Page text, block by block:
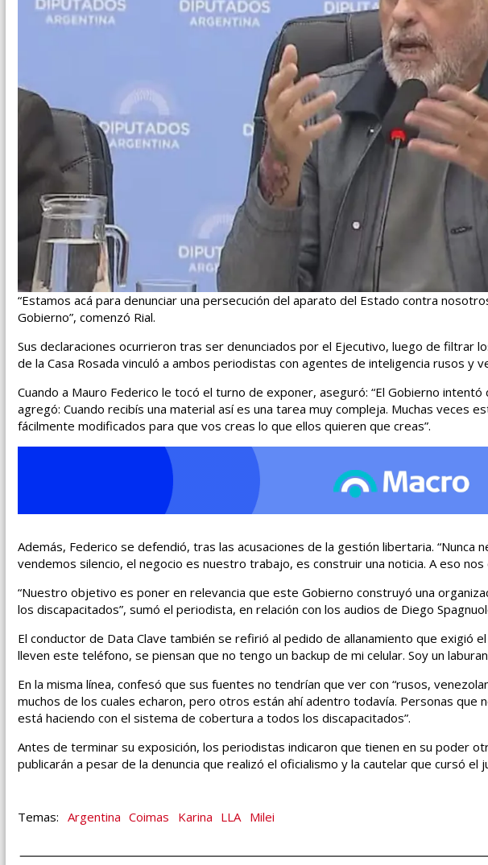
“Estamos acá para denunciar una persecución del aparato del Estado contra
Gobierno”, comenzó Rial.
Sus declaraciones ocurrieron tras ser denunciados por el Ejecutivo, luego de filtrar
de la Casa Rosada vinculó a ambos periodistas con agentes de inteligencia rusos y
Cuando a Mauro Federico le tocó el turno de exponer, aseguró: “El Gobierno
agregó: Cuando recibís una material así es una tarea muy compleja. Muchas veces
fácilmente modificados para que vos creas lo que ellos quieren que creas”.
Además, Federico se defendió, tras las acusaciones de la gestión libertaria. “Nunca
vendemos silencio, el negocio es nuestro trabajo, es construir una noticia. A eso nos
“Nuestro objetivo es poner en relevancia que este Gobierno construyó una
los discapacitados”, sumó el periodista, en relación con los audios de Diego
El conductor de Data Clave también se refirió al pedido de allanamiento que exigió
lleven este teléfono, se piensan que no tengo un backup de mi celular. Soy un
En la misma línea, confesó que sus fuentes no tendrían que ver con “rusos,
muchos de los cuales echaron, pero otros están ahí adentro todavía. Personas
está haciendo con el sistema de cobertura a todos los discapacitados”.
Antes de terminar su exposición, los periodistas indicaron que tienen en su poder
publicarán a pesar de la denuncia que realizó el oficialismo y la cautelar que cursó el
Argentina Coimas Karina LLA Milei